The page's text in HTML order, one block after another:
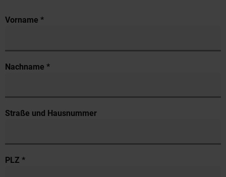
Vorname *
Nachname *
Straße und Hausnummer
PLZ *